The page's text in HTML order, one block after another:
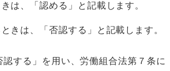
、「認める」と記載します。
は、「否認する」と記載します。
る」を用い、労働組合法第７条に